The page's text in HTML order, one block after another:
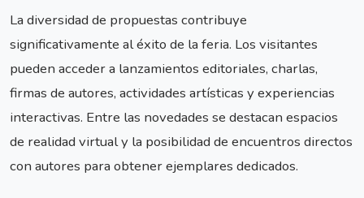
La diversidad de propuestas contribuye
significativamente al éxito de la feria. Los visitantes
pueden acceder a lanzamientos editoriales, charlas,
firmas de autores, actividades artísticas y experiencias
interactivas. Entre las novedades se destacan espacios
de realidad virtual y la posibilidad de encuentros directos
con autores para obtener ejemplares dedicados.